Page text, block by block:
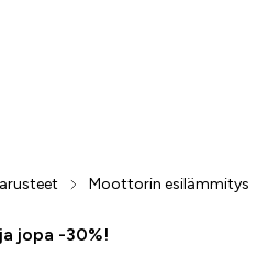
Moottorin esilämmitys
jopa -30%!